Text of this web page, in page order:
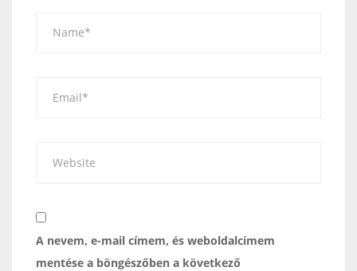
A nevem, e-mail címem, és weboldalcímem
mentése a böngészőben a következő